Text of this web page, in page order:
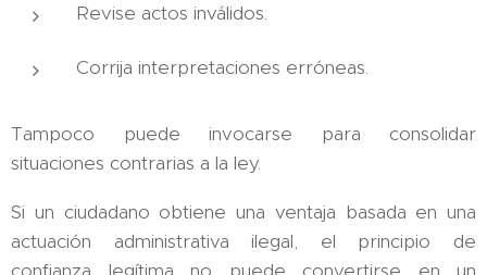
Revise actos inválidos.
Corrija interpretaciones erróneas.
Tampoco puede invocarse para consolidar
situaciones contrarias a la ley.
Si un ciudadano obtiene una ventaja basada en una
actuación administrativa ilegal, el principio de